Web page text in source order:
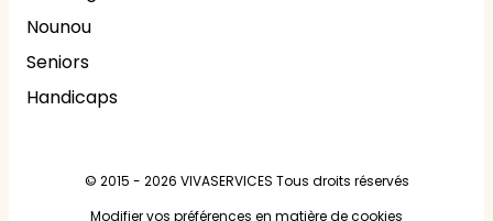
Nounou
Seniors
Handicaps
© 2015 - 2026 VIVASERVICES Tous droits réservés
Modifier vos préférences en matière de cookies